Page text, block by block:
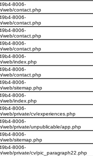
8006-
web/contact.php
8006-
web/contact.php
8006-
web/contact.php
8006-
web/contact.php
8006-
web/index.php
8006-
web/contact.php
8006-
web/sitemap.php
8006-
web/index.php
8006-
web/private/cv/experiences.php
8006-
web/private/unpublicable/app.php
8006-
web/sitemap.php
8006-
web/private/cv/pic_paragraph22.php